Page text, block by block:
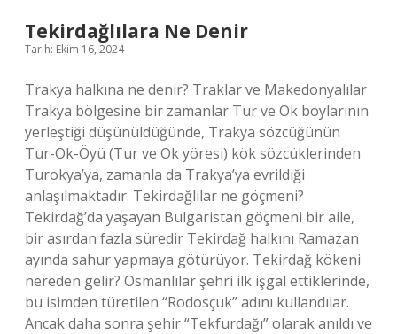
Tekirdağlılara Ne Denir
Tarih: Ekim 16, 2024
Trakya halkına ne denir? Traklar ve Makedonyalılar
Trakya bölgesine bir zamanlar Tur ve Ok boylarının
yerleştiği düşünüldüğünde, Trakya sözcüğünün
Tur-Ok-Öyü (Tur ve Ok yöresi) kök sözcüklerinden
Turokya’ya, zamanla da Trakya’ya evrildiği
anlaşılmaktadır. Tekirdağlılar ne göçmeni?
Tekirdağ’da yaşayan Bulgaristan göçmeni bir aile,
bir asırdan fazla süredir Tekirdağ halkını Ramazan
ayında sahur yapmaya götürüyor. Tekirdağ kökeni
nereden gelir? Osmanlılar şehri ilk işgal ettiklerinde,
bu isimden türetilen “Rodosçuk” adını kullandılar.
Ancak daha sonra şehir “Tekfurdağı” olarak anıldı ve